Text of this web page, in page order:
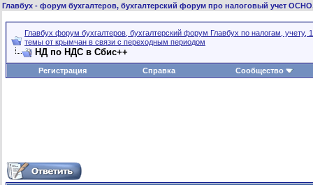
Главбух - форум бухгалтеров, бухгалтерский форум про налоговый учет
Главбух форум бухгалтеров, бухгалтерский форум Главбух по налогам, учету,
темы от крымчан в связи с переходным периодом
НД по НДС в Сбис++
Регистрация Справка Сообщество